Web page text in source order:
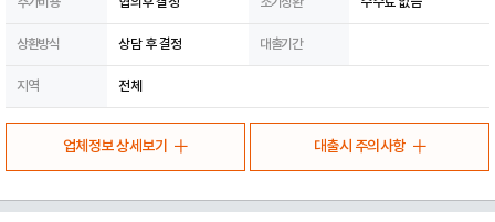
상환방식 상담 후 결정 대출기간
지역 전체
업체정보 상세보기 대출시 주의사항